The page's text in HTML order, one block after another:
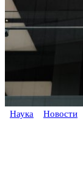
Наука Новости